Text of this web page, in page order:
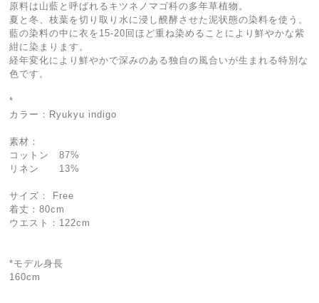
原料は山藍と呼ばれるキツネノマゴ科の多年草植物。
夏と冬、枝葉を切り取り水に浸し醗酵させた泥状態の染料を使う。
藍の染料の中に衣を15-20回ほど重ね染めることにより鮮やかな紫
紺に染まります。
経年変化により鮮やかで深みのある独自の風合いが生まれる特別な
色です。
*
カラー：Ryukyu indigo
素材：
コットン 87%
リネン 13%
サイズ： Free
着丈：80cm
ウエスト：122cm
*モデル身長
160cm